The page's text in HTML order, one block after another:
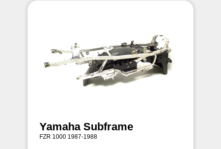
Yamaha Subframe
FZR 1000 1987-1988